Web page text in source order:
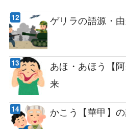
ゲリラの語源・
あほ・あほう【
来
かこう【華甲】